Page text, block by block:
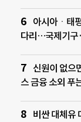
아시아ㆍ태
다리…국제기구
신원이 없으
스 금융 소외 푸
비싼 대체유